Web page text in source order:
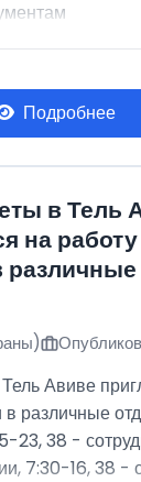
Подробнее
в Тель
на работу
Авиве
в различные
23, 38 -
7:30-16, 38 -